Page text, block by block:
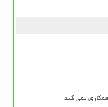
نمی کند